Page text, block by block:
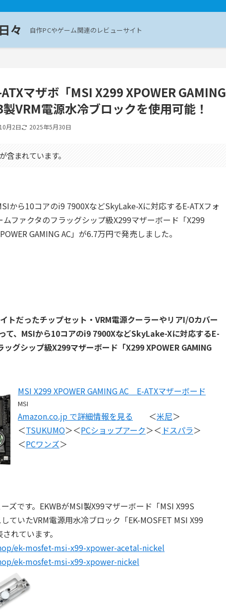
々 自作PCやゲーム関連のレビューサイト
マザボ「MSI X299 XPOWER GAMING
VRM電源水冷ブロックを使用可能！
月2日 2025年5月30日
含まれています。
から10コアのi9 7900XなどSkyLake-Xに対応するE-ATXフォ
ムファクタのフラッグシップ級X299マザーボード「X299
GAMING AC」が6.7万円で発売しました。
トだったチップセット・VRM電源クーラーやリアI/Oカバー
、 MSIから10コアのi9 7900XなどSkyLake-Xに対応するE-
グシップ級X299マザーボード「X299 XPOWER GAMING
MSI X299 XPOWER GAMING AC E-ATXマザーボード
MSI
Amazon.co.jp で詳細情報を見る ＜米尼＞
＜TSUKUMO＞＜PCショップアーク＞＜ ドスパラ＞
＜PCワンズ＞
ズです。EKWBがMSI製X99マザーボード「MSI X99S
ていたVRM電源用水冷ブロック「EK-MOSFET MSI X99
れています。
ek-mosfet-msi-x99-xpower-acetal-nickel
ek-mosfet-msi-x99-xpower-nickel